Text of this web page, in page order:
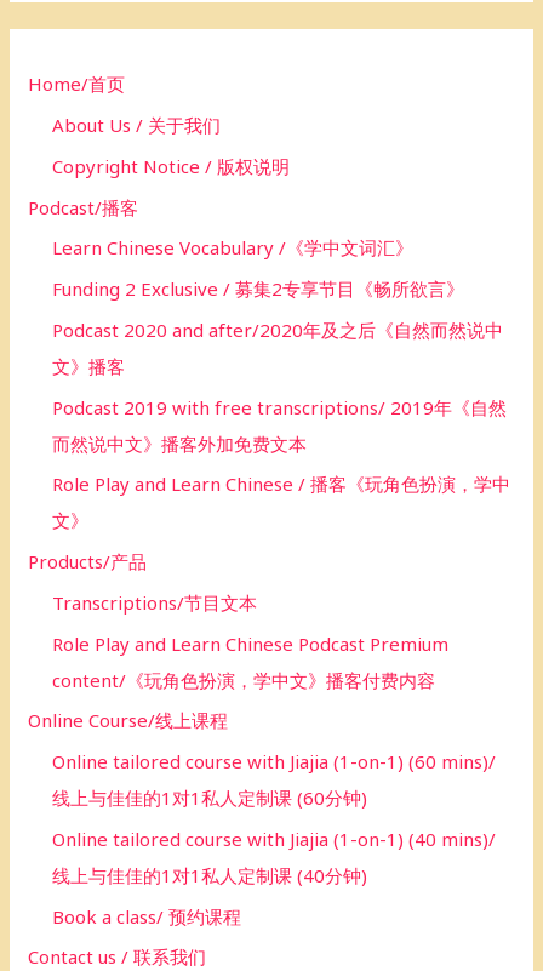
f
rHome/首页
About Us / 关于我们
Copyright Notice / 版权说明
Podcast/播客
Learn Chinese Vocabulary /《学中文词汇》
Funding 2 Exclusive / 募集2专享节目《畅所欲言》
Podcast 2020 and after/2020年及之后《自然而然说中
文》播客
Podcast 2019 with free transcriptions/ 2019年《自然
而然说中文》播客外加免费文本
Role Play and Learn Chinese / 播客《玩角色扮演，学中
文》
Products/产品
Transcriptions/节目文本
Role Play and Learn Chinese Podcast Premium
content/《玩角色扮演，学中文》播客付费内容
Online Course/线上课程
Online tailored course with Jiajia (1-on-1) (60 mins)/
线上与佳佳的1对1私人定制课 (60分钟)
Online tailored course with Jiajia (1-on-1) (40 mins)/
线上与佳佳的1对1私人定制课 (40分钟)
Book a class/ 预约课程
Contact us / 联系我们